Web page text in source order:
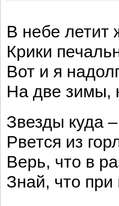
В небе летит
Крики
Вот и я
На две зимы,
Звезды куда
Рвется из
Верь, что в
Знай, что при